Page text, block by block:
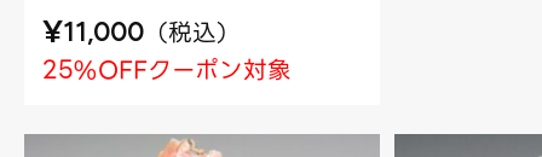
¥11,000 （税込）
25%OFFクーポン対象